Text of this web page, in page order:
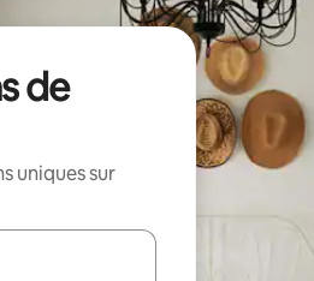
de
uniques sur
parcourez-les en utilisant les flèches